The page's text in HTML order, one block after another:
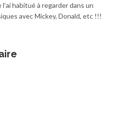
habitué à regarder dans un
avec Mickey, Donald, etc !!!